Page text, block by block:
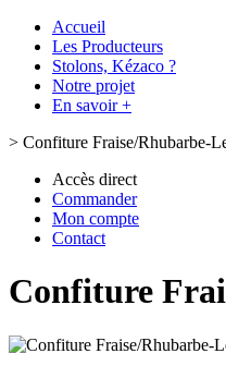
Accueil
Les Producteurs
Stolons, Kézaco ?
Notre projet
En savoir +
> Confiture Fraise/Rhubarbe-
Accès direct
Commander
Mon compte
Contact
Confiture